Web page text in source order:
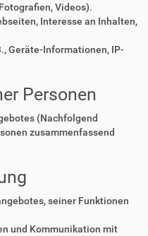
Videos).
Interesse an Inhalten,
Geräte-Informationen, IP-
Personen
(Nachfolgend
zusammenfassend
seiner Funktionen
und Kommunikation mit